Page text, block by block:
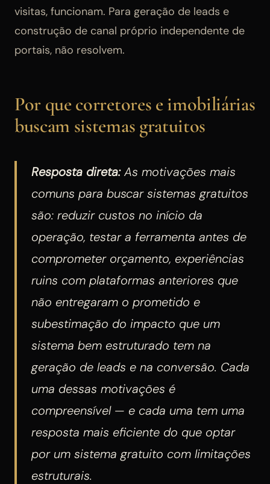
visitas, funcionam. Para geração de leads e
construção de canal próprio independente de
portais, não resolvem.
Por que corretores e imobiliárias
buscam sistemas gratuitos
Resposta direta:As motivações mais
comuns para buscar sistemas gratuitos
são: reduzir custos no início da
operação, testar a ferramenta antes de
comprometer orçamento, experiências
ruins com plataformas anteriores que
não entregaram o prometido e
subestimação do impacto que um
sistema bem estruturado tem na
geração de leads e na conversão. Cada
uma dessas motivações é
compreensível — e cada uma tem uma
resposta mais eficiente do que optar
por um sistema gratuito com limitações
estruturais.